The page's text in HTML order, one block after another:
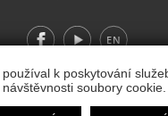
k poskytování
soubory cookie.
FacebookYoutube EN
Webhosting&publikační
Studio